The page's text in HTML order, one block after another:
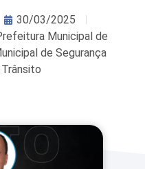
30/03/2025
Municipal de
de Segurança